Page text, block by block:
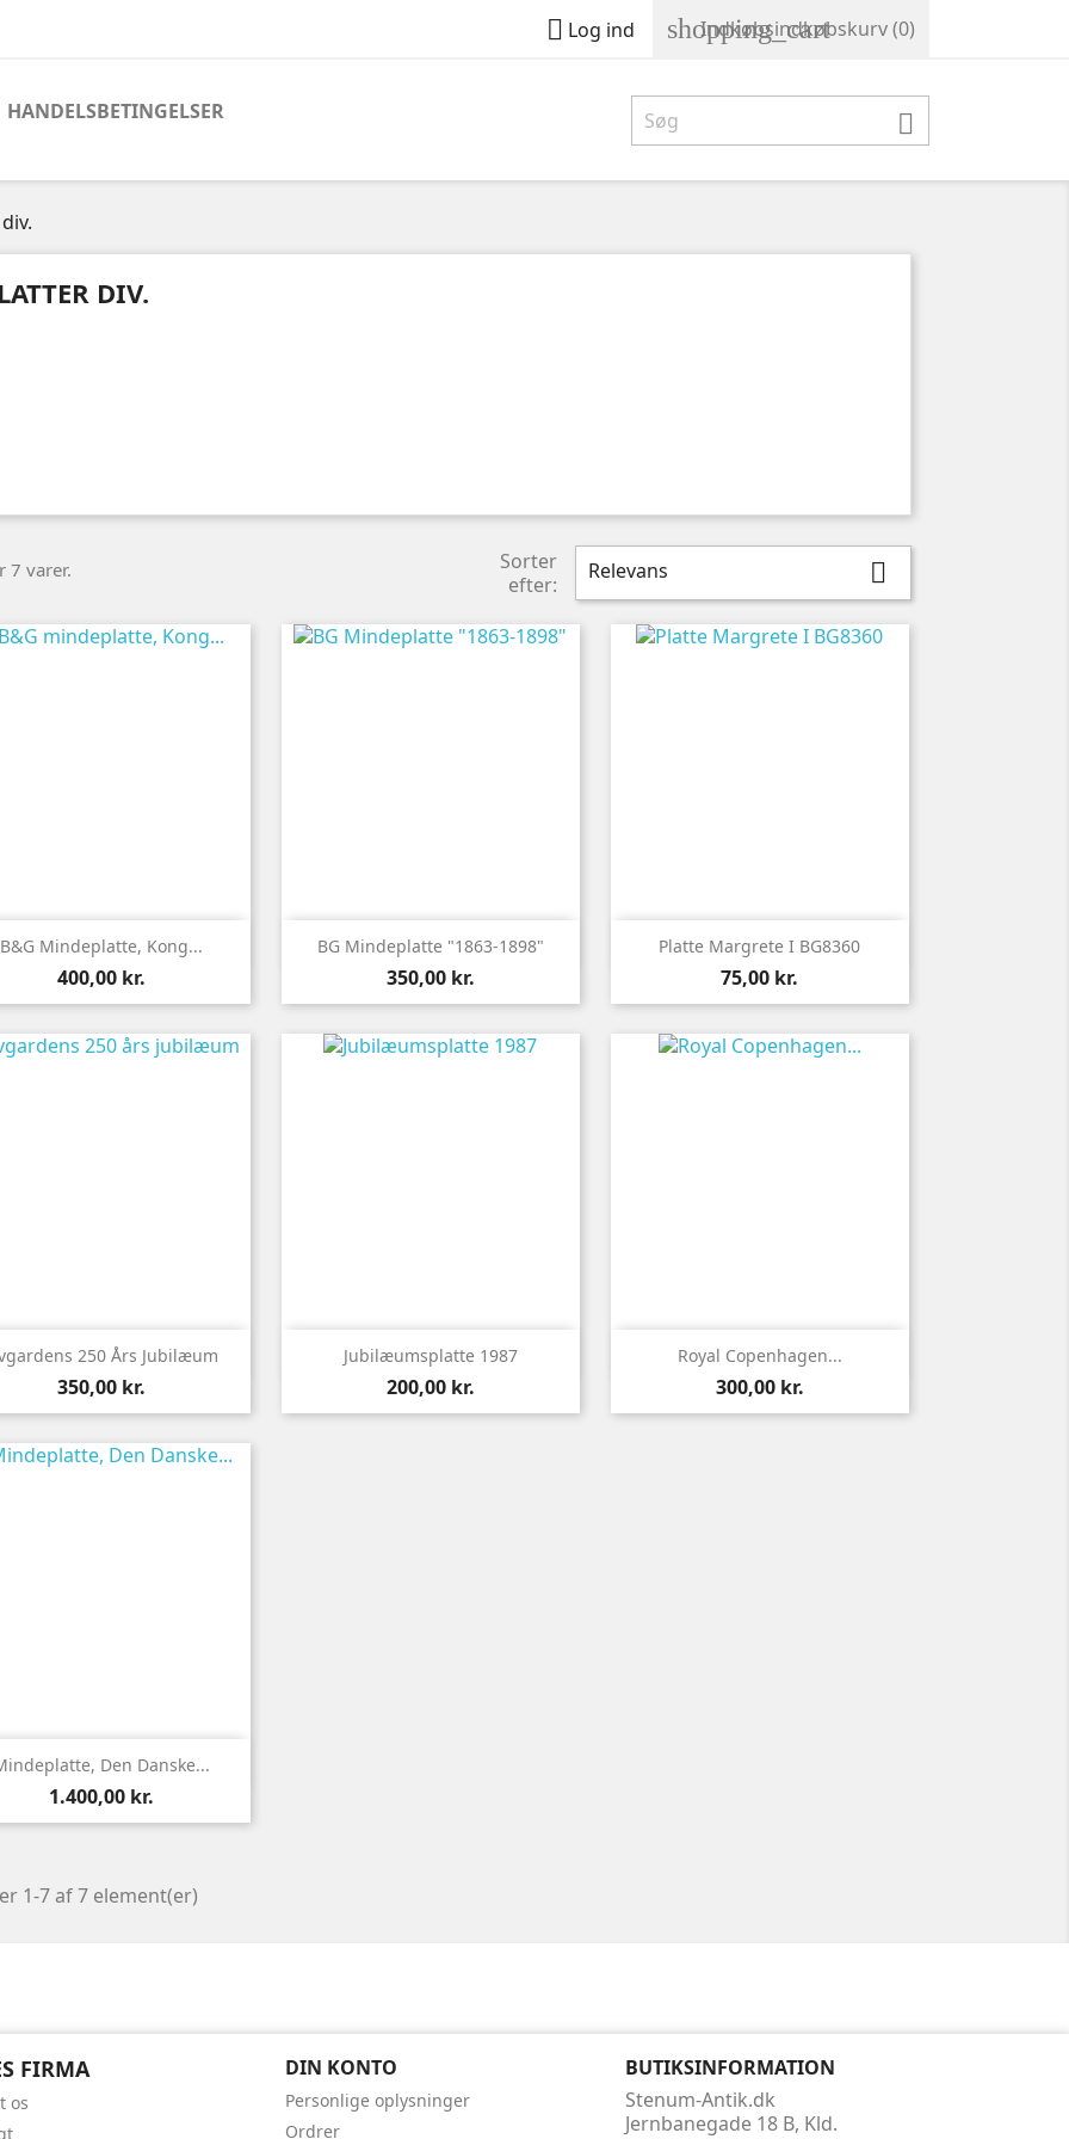
 Log ind shopping_cart
Indkøbsindkøbskurv(0)
HANDELSBETINGELSER 
DIV.
7 varer.
Sorter
efter:
Relevans 
B&G Mindeplatte, Kong...
Pris
400,00 kr.
 Vis her BG Mindeplatte "1863-1898"
Pris
350,00 kr.
 Vis her Platte Margrete I BG8360
Pris
75,00 kr.
 Vis her
250 Års Jubilæum
Pris
350,00 kr.
 Vis her Jubilæumsplatte 1987
Pris
200,00 kr.
 Vis her Royal Copenhagen...
Pris
300,00 kr.
 Vis her
Den Danske...
Pris
1.400,00 kr.
 Vis her
1-7 af 7 element(er)
FIRMA
os
DIN KONTO
Personlige oplysninger
Ordrer
BUTIKSINFORMATION
Stenum-Antik.dk
Jernbanegade 18 B, Kld.